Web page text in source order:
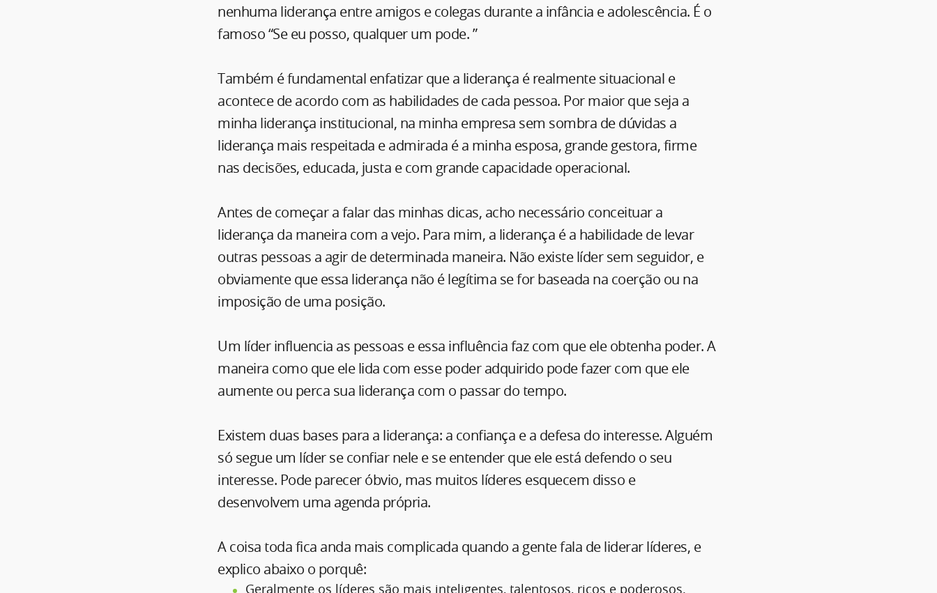
nenhuma liderança entre amigos e colegas durante a infância e adolescência. É o
famoso “Se eu posso, qualquer um pode. ”
Também é fundamental enfatizar que a liderança é realmente situacional e
acontece de acordo com as habilidades de cada pessoa. Por maior que seja a
minha liderança institucional, na minha empresa sem sombra de dúvidas a
liderança mais respeitada e admirada é a minha esposa, grande gestora, firme
nas decisões, educada, justa e com grande capacidade operacional.
Antes de começar a falar das minhas dicas, acho necessário conceituar a
liderança da maneira com a vejo. Para mim, a liderança é a habilidade de levar
outras pessoas a agir de determinada maneira. Não existe líder sem seguidor, e
obviamente que essa liderança não é legítima se for baseada na coerção ou na
imposição de uma posição.
Um líder influencia as pessoas e essa influência faz com que ele obtenha poder. A
maneira como que ele lida com esse poder adquirido pode fazer com que ele
aumente ou perca sua liderança com o passar do tempo.
Existem duas bases para a liderança: a confiança e a defesa do interesse. Alguém
só segue um líder se confiar nele e se entender que ele está defendo o seu
interesse. Pode parecer óbvio, mas muitos líderes esquecem disso e
desenvolvem uma agenda própria.
A coisa toda fica anda mais complicada quando a gente fala de liderar líderes, e
explico abaixo o porquê:
Geralmente os líderes são mais inteligentes, talentosos, ricos e poderosos.